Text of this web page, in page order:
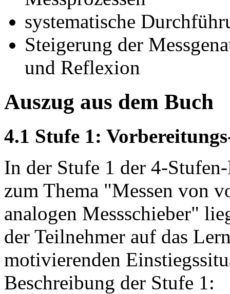
systematische
Steigerung der
und Reflexion
Auszug aus dem Buch
4.1 Stufe 1:
In der Stufe 1 der 4-
zum Thema "Messen von
analogen Messschieber"
der Teilnehmer auf das
motivierenden
Beschreibung der Stufe 1: